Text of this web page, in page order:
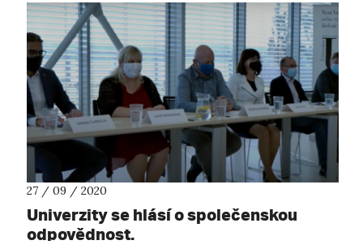
27 / 09 / 2020
Univerzity se hlásí o společenskou
odpovědnost.